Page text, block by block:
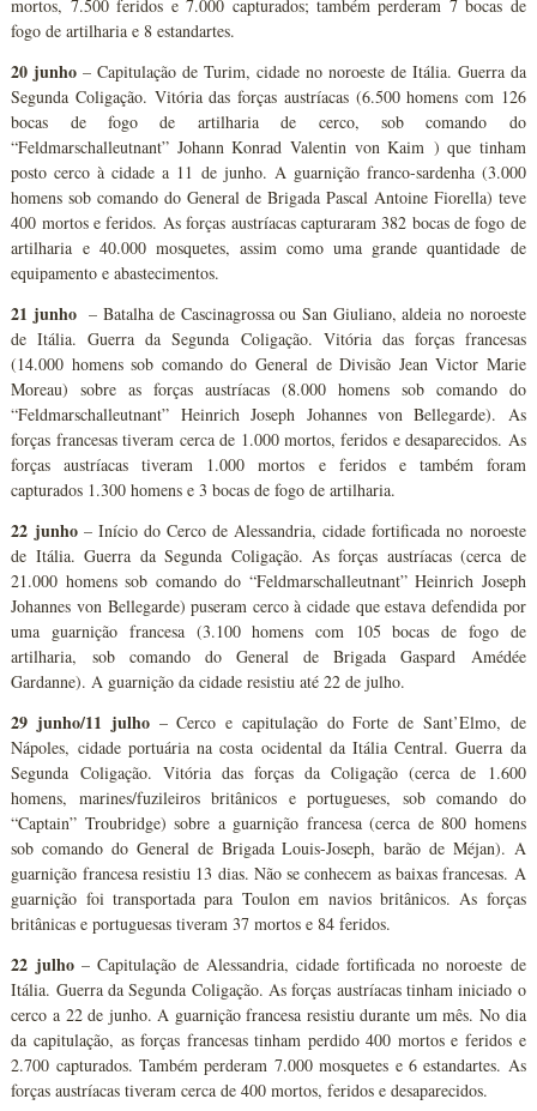
mortos, 7.500 feridos e 7.000 capturados; também perderam 7 bocas de
fogo de artilharia e 8 estandartes.
20 junho – Capitulação de Turim, cidade no noroeste de Itália. Guerra da
Segunda Coligação. Vitória das forças austríacas (6.500 homens com 126
bocas de fogo de artilharia de cerco, sob comando do
“Feldmarschalleutnant” Johann Konrad Valentin von Kaim ) que tinham
posto cerco à cidade a 11 de junho. A guarnição franco-sardenha (3.000
homens sob comando do General de Brigada Pascal Antoine Fiorella) teve
400 mortos e feridos. As forças austríacas capturaram 382 bocas de fogo de
artilharia e 40.000 mosquetes, assim como uma grande quantidade de
equipamento e abastecimentos.
21 junho – Batalha de Cascinagrossa ou San Giuliano, aldeia no noroeste
de Itália. Guerra da Segunda Coligação. Vitória das forças francesas
(14.000 homens sob comando do General de Divisão Jean Victor Marie
Moreau) sobre as forças austríacas (8.000 homens sob comando do
“Feldmarschalleutnant” Heinrich Joseph Johannes von Bellegarde). As
forças francesas tiveram cerca de 1.000 mortos, feridos e desaparecidos. As
forças austríacas tiveram 1.000 mortos e feridos e também foram
capturados 1.300 homens e 3 bocas de fogo de artilharia.
22 junho– Início do Cerco de Alessandria, cidade fortificada no noroeste
de Itália. Guerra da Segunda Coligação. As forças austríacas (cerca de
21.000 homens sob comando do “Feldmarschalleutnant” Heinrich Joseph
Johannes von Bellegarde) puseram cerco à cidade que estava defendida por
uma guarnição francesa (3.100 homens com 105 bocas de fogo de
artilharia, sob comando do General de Brigada Gaspard Amédée
Gardanne). A guarnição da cidade resistiu até 22 de julho.
29 junho/11 julho– Cerco e capitulação do Forte de Sant’Elmo, de
Nápoles, cidade portuária na costa ocidental da Itália Central. Guerra da
Segunda Coligação. Vitória das forças da Coligação (cerca de 1.600
homens, marines/fuzileiros britânicos e portugueses, sob comando do
“Captain” Troubridge) sobre a guarnição francesa (cerca de 800 homens
sob comando do General de Brigada Louis-Joseph, barão de Méjan). A
guarnição francesa resistiu 13 dias. Não se conhecem as baixas francesas. A
guarnição foi transportada para Toulon em navios britânicos. As forças
britânicas e portuguesas tiveram 37 mortos e 84 feridos.
22 julho– Capitulação de Alessandria, cidade fortificada no noroeste de
Itália. Guerra da Segunda Coligação. As forças austríacas tinham iniciado o
cerco a 22 de junho. A guarnição francesa resistiu durante um mês. No dia
da capitulação, as forças francesas tinham perdido 400 mortos e feridos e
2.700 capturados. Também perderam 7.000 mosquetes e 6 estandartes. As
forças austríacas tiveram cerca de 400 mortos, feridos e desaparecidos.